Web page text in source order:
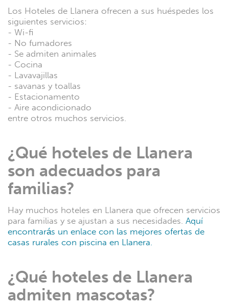
Los Hoteles de Llanera ofrecen a sus huéspedes los
siguientes servicios:
- Wi-fi
- No fumadores
- Se admiten animales
- Cocina
- Lavavajillas
- savanas y toallas
- Estacionamento
- Aire acondicionado
entre otros muchos servicios.
¿Qué hoteles de Llanera
son ​​adecuados para
familias?
Hay muchos hoteles en Llanera que ofrecen servicios
para familias y se ajustan a sus necesidades. Aquí
encontrarás un enlace con las mejores ofertas de
casas rurales con piscina en Llanera.
¿Qué hoteles de Llanera
admiten mascotas?